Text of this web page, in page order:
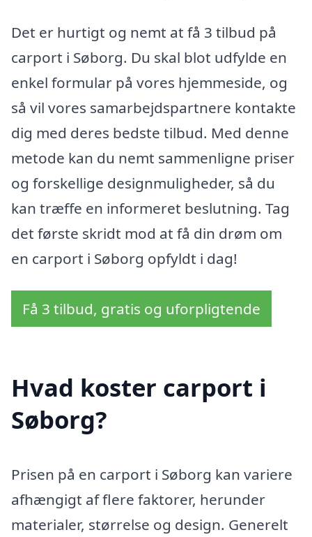
Det er hurtigt og nemt at få 3 tilbud på
carport i Søborg. Du skal blot udfylde en
enkel formular på vores hjemmeside, og
så vil vores samarbejdspartnere kontakte
dig med deres bedste tilbud. Med denne
metode kan du nemt sammenligne priser
og forskellige designmuligheder, så du
kan træffe en informeret beslutning. Tag
det første skridt mod at få din drøm om
en carport i Søborg opfyldt i dag!
Få 3 tilbud, gratis og uforpligtende
Hvad koster carport i
Søborg?
Prisen på en carport i Søborg kan variere
afhængigt af flere faktorer, herunder
materialer, størrelse og design. Generelt